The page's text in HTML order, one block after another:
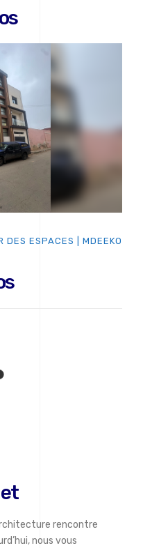
DES ESPACES | MDEEKO
rencontre
nous vous